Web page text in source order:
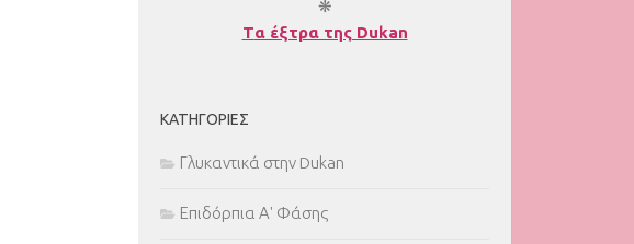
❋
Tα έξτρα της Dukan
ΚΑΤΗΓΟΡΊΕΣ
Γλυκαντικά στην Dukan
Επιδόρπια Α' Φάσης